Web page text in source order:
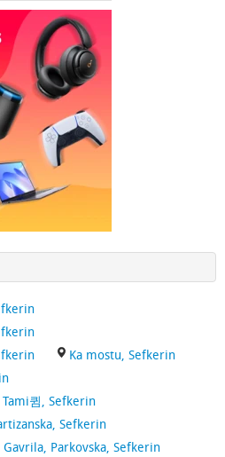
Ka mostu, Sefkerin
큄, Sefkerin
Sefkerin
Parkovska, Sefkerin